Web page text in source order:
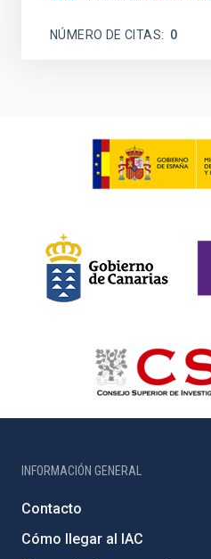
NÚMERO DE CITAS 0
INFORMACIÓN GENERAL
Contacto
Cómo llegar al IAC